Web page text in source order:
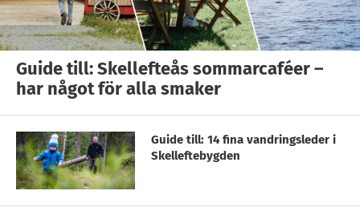
Guide till: Skellefteås sommarcaféer –
har något för alla smaker
Guide till: 14 fina vandringsleder i
Skelleftebygden